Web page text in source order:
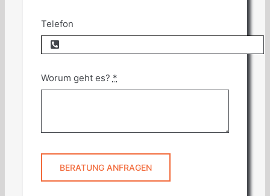
Telefon
Worum geht es? *
BERATUNG ANFRAGEN